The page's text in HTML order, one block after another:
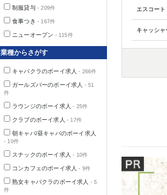
エスコート
キャッシャ
制服貸与- 209件
食事つき - 167件
ニューオープン - 115件
業種からさがす
キャバクラのボーイ求人 - 266件
ガールズバーのボーイ求人 - 51
件
ラウンジのボーイ求人 - 25件
クラブのボーイ求人 - 17件
朝キャバ/昼キャバのボーイ求人
- 10件
スナックのボーイ求人 - 10件
コンカフェのボーイ求人 - 9件
熟女キャバクラのボーイ求人 - 5
件
大宮
南浦
春日
千葉県
栃木県
土浦
群馬県 高崎